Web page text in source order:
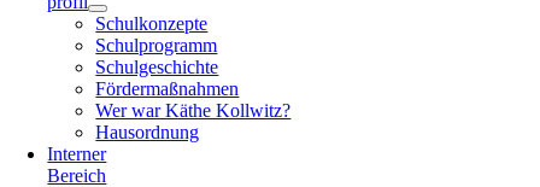
Schulkonzepte
Schulprogramm
Schulgeschichte
Fördermaßnahmen
Wer war Käthe Kollwitz?
Hausordnung
Interner
Bereich